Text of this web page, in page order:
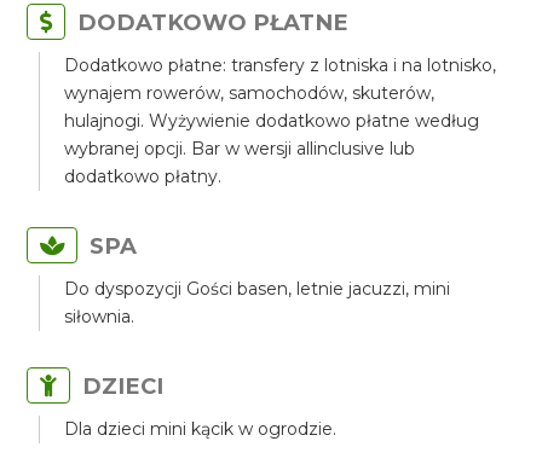
DODATKOWO PŁATNE
Dodatkowo płatne: transfery z lotniska i na lotnisko,
wynajem rowerów, samochodów, skuterów,
hulajnogi. Wyżywienie dodatkowo płatne według
wybranej opcji. Bar w wersji allinclusive lub
dodatkowo płatny.
SPA
Do dyspozycji Gości basen, letnie jacuzzi, mini
siłownia.
DZIECI
Dla dzieci mini kącik w ogrodzie.